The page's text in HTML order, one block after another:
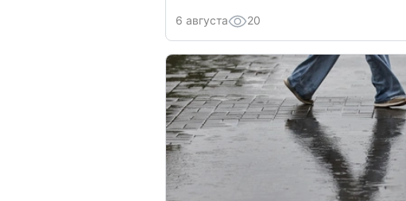
6 августа 20